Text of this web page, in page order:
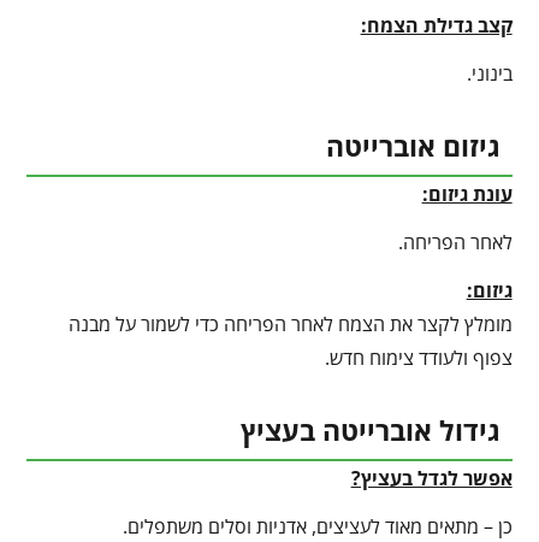
קצב גדילת הצמח:
בינוני.
גיזום אוברייטה
עונת גיזום:
לאחר הפריחה.
גיזום:
מומלץ לקצר את הצמח לאחר הפריחה כדי לשמור על מבנה
צפוף ולעודד צימוח חדש.
גידול אוברייטה בעציץ
אפשר לגדל בעציץ?
כן – מתאים מאוד לעציצים, אדניות וסלים משתפלים.